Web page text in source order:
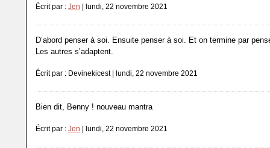
Écrit par : Jen | lundi, 22 novembre 2021
D’abord penser à soi. Ensuite penser à soi. Et on termine par
Les autres s’adaptent.
Écrit par : Devinekicest | lundi, 22 novembre 2021
Bien dit, Benny ! nouveau mantra
Écrit par : Jen | lundi, 22 novembre 2021